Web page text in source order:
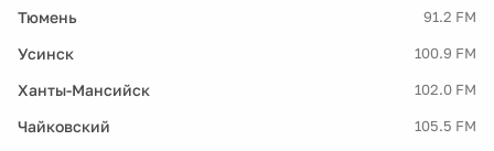
Тюмень 91.2 FM
Усинск 100.9 FM
Ханты-Мансийск 102.0 FM
Чайковский 105.5 FM